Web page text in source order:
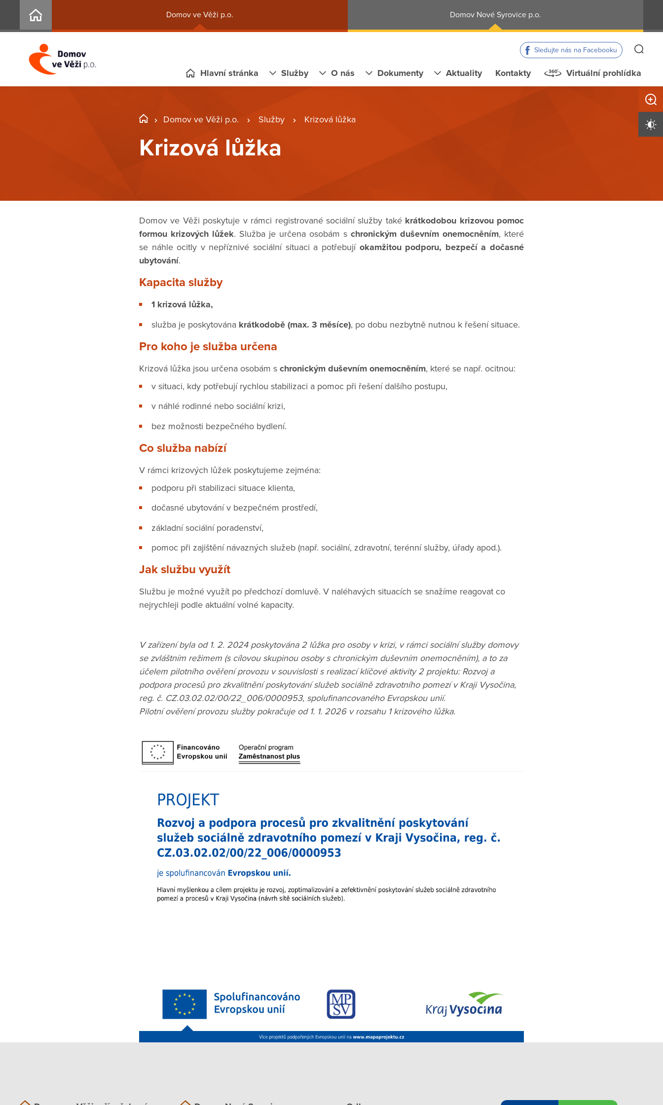
Domov ve Věži p.o. Domov Nové Syrovice p.o.
Sledujte nás na Facebooku
Hlavní stránka Služby O nás Dokumenty Aktuality Kontakty Virtuální prohlídka
Domov ve Věži p.o. Služby Krizová lůžka
Krizová lůžka
Domov ve Věži poskytuje v rámci registrované sociální služby také krátkodobou krizovou pomoc
formou krizových lůžek. Služba je určena osobám s chronickým duševním onemocněním, které
se náhle ocitly v nepříznivé sociální situaci a potřebují okamžitou podporu, bezpečí a dočasné
ubytování.
Kapacita služby
1 krizová lůžka,
služba je poskytována krátkodobě (max. 3 měsíce), po dobu nezbytně nutnou k řešení situace.
Pro koho je služba určena
Krizová lůžka jsou určena osobám s chronickým duševním onemocněním, které se např. ocitnou:
v situaci, kdy potřebují rychlou stabilizaci a pomoc při řešení dalšího postupu,
v náhlé rodinné nebo sociální krizi,
bez možnosti bezpečného bydlení.
Co služba nabízí
V rámci krizových lůžek poskytujeme zejména:
podporu při stabilizaci situace klienta,
dočasné ubytování v bezpečném prostředí,
základní sociální poradenství,
pomoc při zajištění návazných služeb (např. sociální, zdravotní, terénní služby, úřady apod.).
Jak službu využít
Službu je možné využít po předchozí domluvě. V naléhavých situacích se snažíme reagovat co
nejrychleji podle aktuální volné kapacity.
V zařízení byla od 1. 2. 2024 poskytována 2 lůžka pro osoby v krizi, v rámci sociální služby domovy
se zvláštním režimem (s cílovou skupinou osoby s chronickým duševním onemocněním), a to za
účelem pilotního ověření provozu v souvislosti s realizací klíčové aktivity 2 projektu: Rozvoj a
podpora procesů pro zkvalitnění poskytování služeb sociálně zdravotního pomezí v Kraji Vysočina,
reg. č. CZ.03.02.02/00/22_006/0000953, spolufinancovaného Evropskou unií.
Pilotní ověření provozu služby pokračuje od 1. 1. 2026 v rozsahu 1 krizového lůžka.